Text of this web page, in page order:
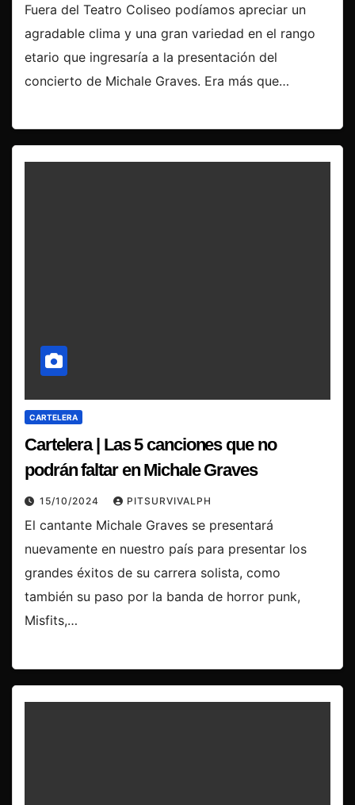
Fuera del Teatro Coliseo podíamos apreciar un
agradable clima y una gran variedad en el rango
etario que ingresaría a la presentación del
concierto de Michale Graves. Era más que…
CARTELERA
Cartelera | Las 5 canciones que no
podrán faltar en Michale Graves
15/10/2024 PITSURVIVALPH
El cantante Michale Graves se presentará
nuevamente en nuestro país para presentar los
grandes éxitos de su carrera solista, como
también su paso por la banda de horror punk,
Misfits,…